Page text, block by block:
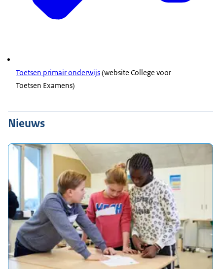
Toetsen primair onderwijs(website College voor
Toetsen Examens)
Nieuws